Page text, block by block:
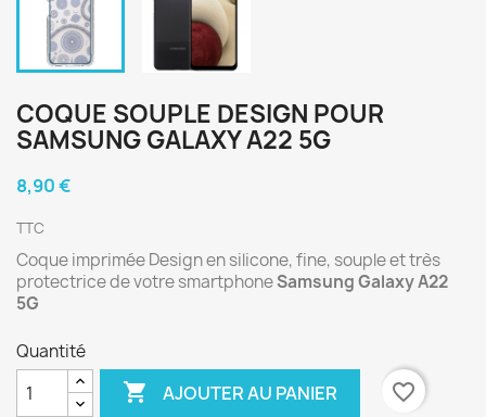
COQUE SOUPLE DESIGN POUR
SAMSUNG GALAXY A22 5G
8,90 €
TTC
Coque imprimée Design en silicone, fine, souple et très
protectrice de votre smartphoneSamsung Galaxy A22
5G
Quantité
 AJOUTER AU PANIER favorite_border